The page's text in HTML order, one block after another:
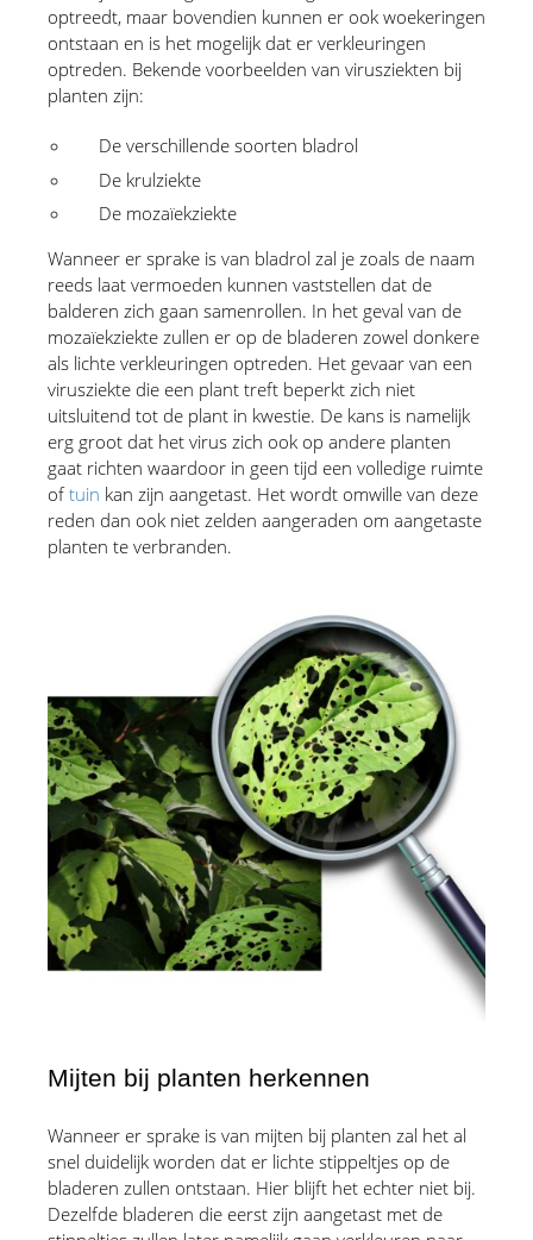
optreedt, maar bovendien kunnen er ook woekeringen
ontstaan en is het mogelijk dat er verkleuringen
optreden. Bekende voorbeelden van virusziekten bij
planten zijn:
De verschillende soorten bladrol
De krulziekte
De mozaïekziekte
Wanneer er sprake is van bladrol zal je zoals de naam
reeds laat vermoeden kunnen vaststellen dat de
balderen zich gaan samenrollen. In het geval van de
mozaïekziekte zullen er op de bladeren zowel donkere
als lichte verkleuringen optreden. Het gevaar van een
virusziekte die een plant treft beperkt zich niet
uitsluitend tot de plant in kwestie. De kans is namelijk
erg groot dat het virus zich ook op andere planten
gaat richten waardoor in geen tijd een volledige ruimte
of tuin kan zijn aangetast. Het wordt omwille van deze
reden dan ook niet zelden aangeraden om aangetaste
planten te verbranden.
Mijten bij planten herkennen
Wanneer er sprake is van mijten bij planten zal het al
snel duidelijk worden dat er lichte stippeltjes op de
bladeren zullen ontstaan. Hier blijft het echter niet bij.
Dezelfde bladeren die eerst zijn aangetast met de